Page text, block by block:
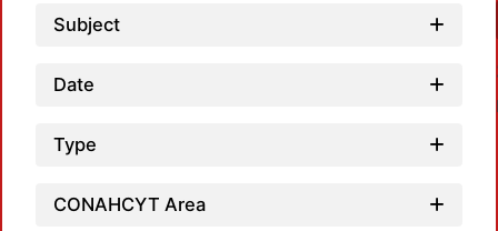
Subject
Date
Type
CONAHCYT Area